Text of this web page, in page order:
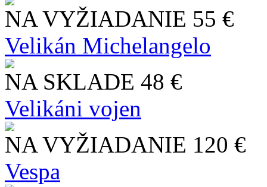
NA VYŽIADANIE 55 €
Velikán Michelangelo
NA SKLADE 48 €
Velikáni vojen
NA VYŽIADANIE 120 €
Vespa